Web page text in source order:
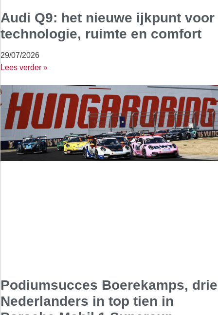
Audi Q9: het nieuwe ijkpunt voor
technologie, ruimte en comfort
29/07/2026
Lees verder »
Podiumsucces Boerekamps, drie
Nederlanders in top tien in